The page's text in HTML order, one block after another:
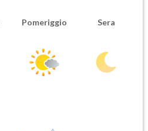
Pomeriggio Sera